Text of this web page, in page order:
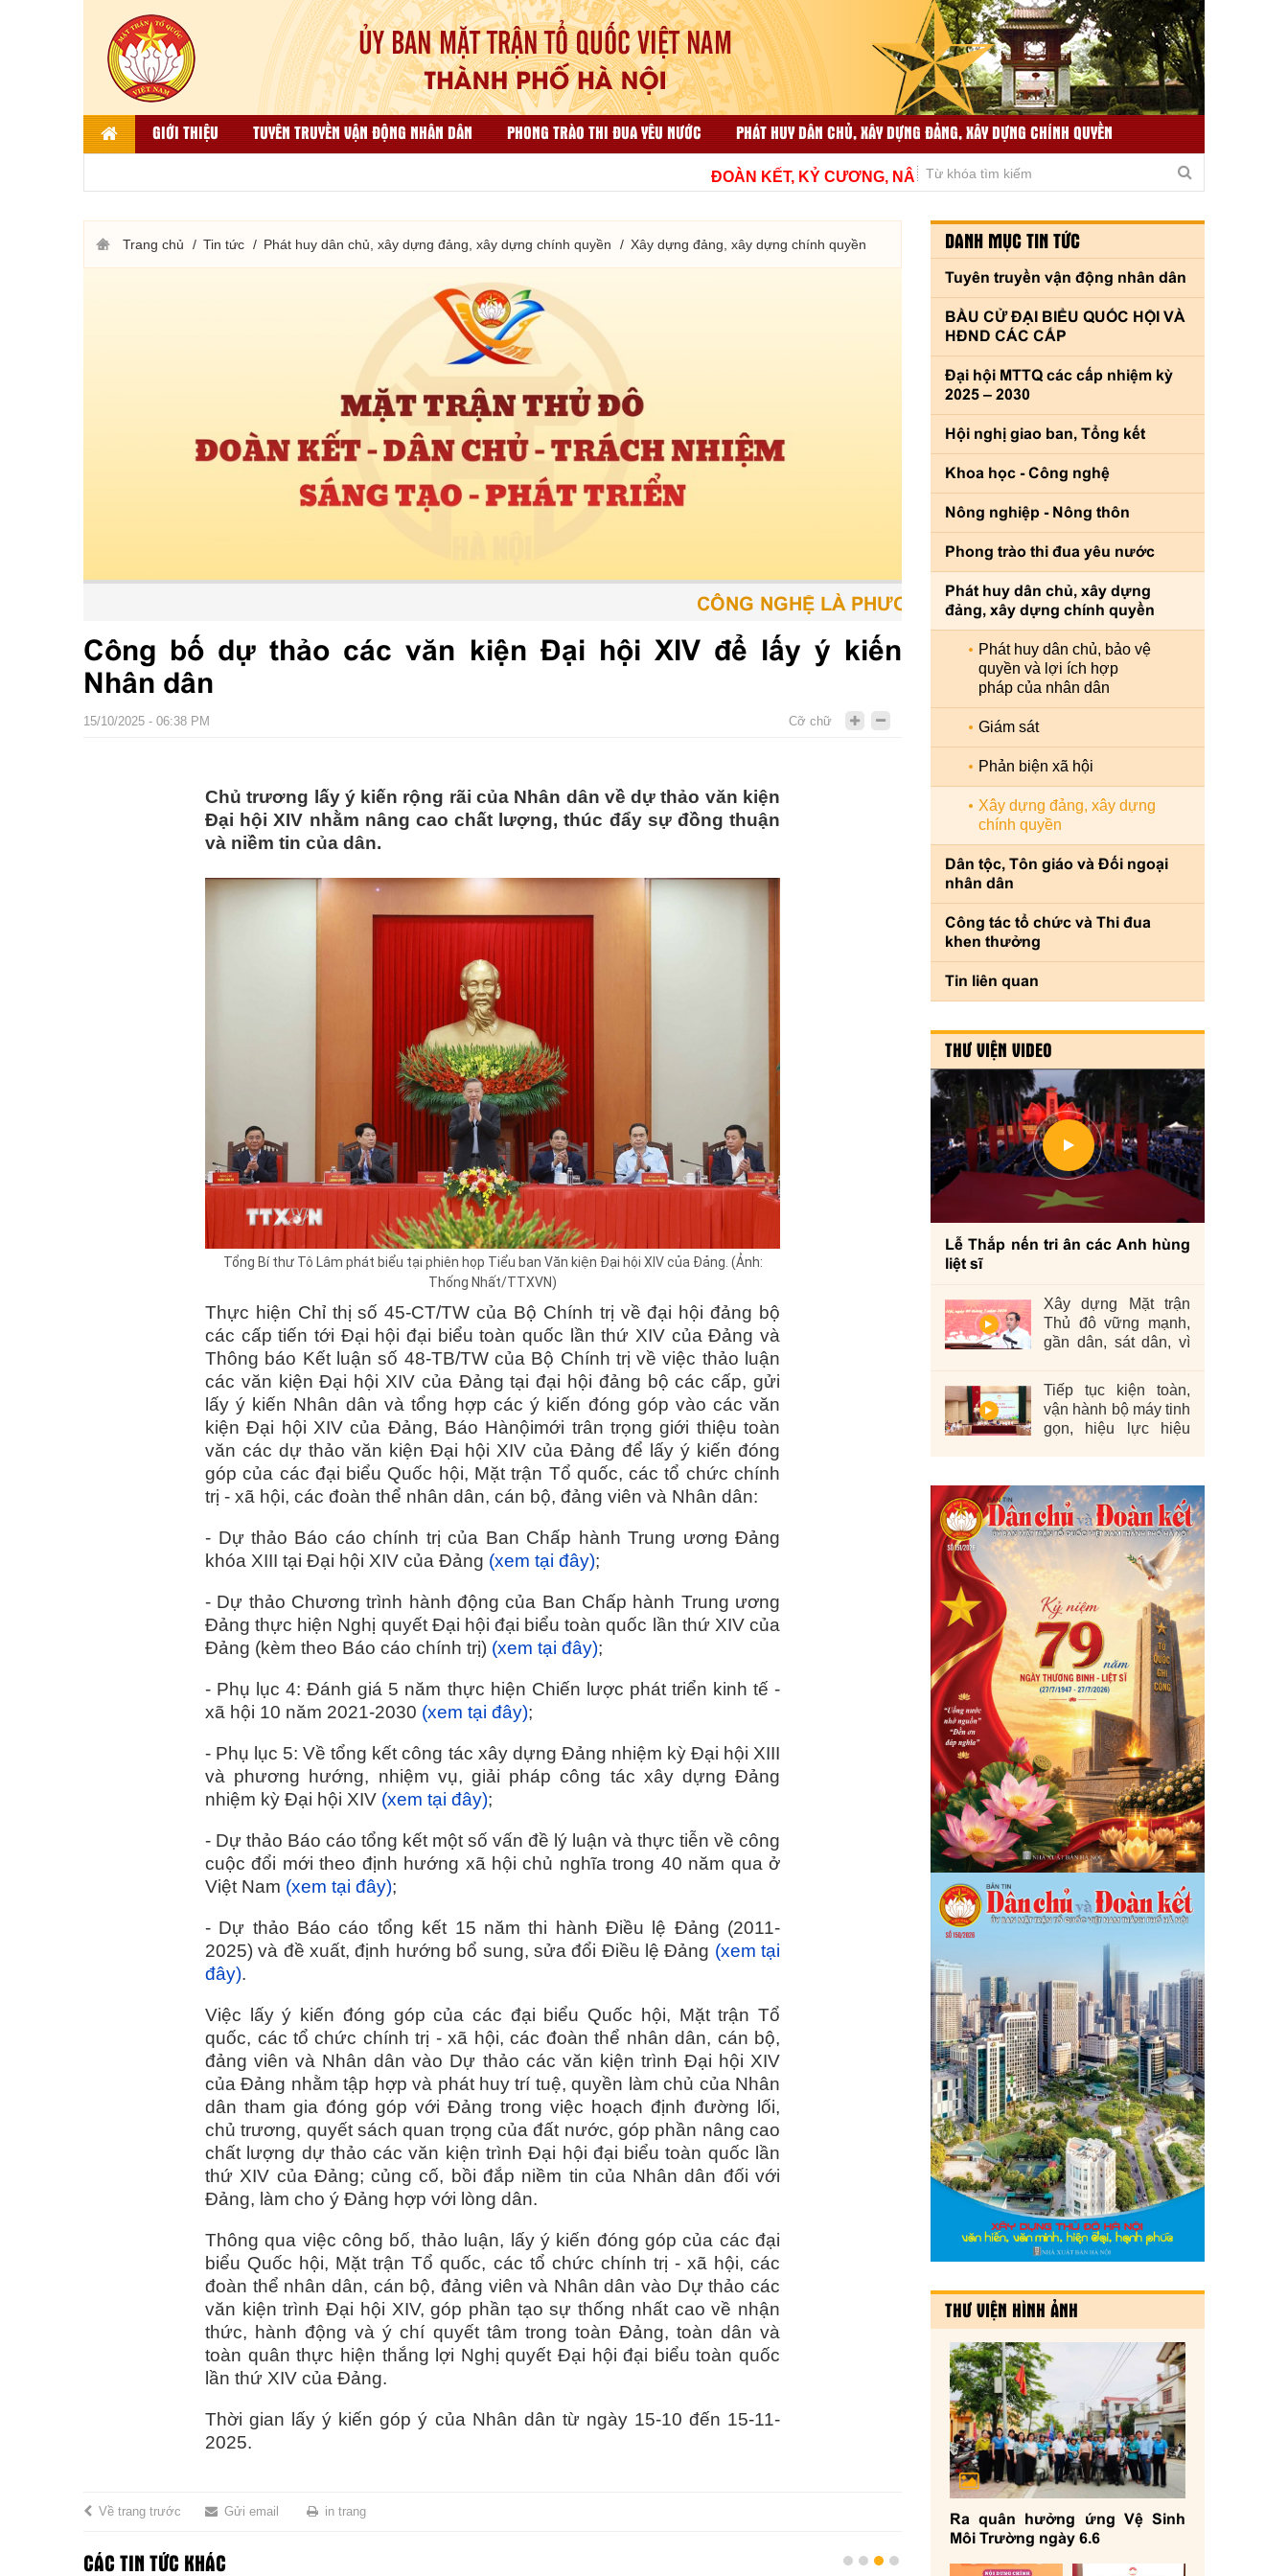
GIỚI THIỆU TUYÊN TRUYỀN VẬN ĐỘNG NHÂN DÂN PHONG TRÀO THI ĐUA YÊU NƯỚC
PHÁT HUY DÂN CHỦ, XÂY DỰNG ĐẢNG, XÂY DỰNG CHÍNH QUYỀN
CÔNG TÁC TỔ CHỨC VÀ THI ĐUA KHEN THƯỞNG TIN TỨC LIÊN QUAN
THƯ VIỆN VIDEO
ĐOÀN KẾT, KỶ CƯƠNG, NÂNG CAO CHẤT LƯỢNG, THÍCH ỨNG KỊP THỜI VÌ
Trang chủ Tin tức Phát huy dân chủ, xây dựng đảng, xây dựng chính quyền Xây dựng đảng, xây dựng chính quyền
CÔNG NGHỆ LÀ PHƯƠNG TIỆN - CON NGƯỜI LÀ TRUNG TÂM -
Công bố dự thảo các văn kiện Đại hội XIV để lấy ý kiến
Nhân dân
15/10/2025 - 06:38 PM Cỡ chữ
Chủ trương lấy ý kiến rộng rãi của Nhân dân về dự thảo văn kiện
Đại hội XIV nhằm nâng cao chất lượng, thúc đẩy sự đồng thuận
và niềm tin của dân.
Tổng Bí thư Tô Lâm phát biểu tại phiên họp Tiểu ban Văn kiện Đại hội XIV của Đảng. (Ảnh:
Thống Nhất/TTXVN)
Thực hiện Chỉ thị số 45-CT/TW của Bộ Chính trị về đại hội đảng bộ
các cấp tiến tới Đại hội đại biểu toàn quốc lần thứ XIV của Đảng và
Thông báo Kết luận số 48-TB/TW của Bộ Chính trị về việc thảo luận
các văn kiện Đại hội XIV của Đảng tại đại hội đảng bộ các cấp, gửi
lấy ý kiến Nhân dân và tổng hợp các ý kiến đóng góp vào các văn
kiện Đại hội XIV của Đảng, Báo Hànộimới trân trọng giới thiệu toàn
văn các dự thảo văn kiện Đại hội XIV của Đảng để lấy ý kiến đóng
góp của các đại biểu Quốc hội, Mặt trận Tổ quốc, các tổ chức chính
trị - xã hội, các đoàn thể nhân dân, cán bộ, đảng viên và Nhân dân:
- Dự thảo Báo cáo chính trị của Ban Chấp hành Trung ương Đảng
khóa XIII tại Đại hội XIV của Đảng (xem tại đây);
- Dự thảo Chương trình hành động của Ban Chấp hành Trung ương
Đảng thực hiện Nghị quyết Đại hội đại biểu toàn quốc lần thứ XIV của
Đảng (kèm theo Báo cáo chính trị) (xem tại đây);
- Phụ lục 4: Đánh giá 5 năm thực hiện Chiến lược phát triển kinh tế -
xã hội 10 năm 2021-2030 (xem tại đây);
- Phụ lục 5: Về tổng kết công tác xây dựng Đảng nhiệm kỳ Đại hội XIII
và phương hướng, nhiệm vụ, giải pháp công tác xây dựng Đảng
nhiệm kỳ Đại hội XIV (xem tại đây);
- Dự thảo Báo cáo tổng kết một số vấn đề lý luận và thực tiễn về công
cuộc đổi mới theo định hướng xã hội chủ nghĩa trong 40 năm qua ở
Việt Nam (xem tại đây);
- Dự thảo Báo cáo tổng kết 15 năm thi hành Điều lệ Đảng (2011-
2025) và đề xuất, định hướng bổ sung, sửa đổi Điều lệ Đảng (xem tại
đây).
Việc lấy ý kiến đóng góp của các đại biểu Quốc hội, Mặt trận Tổ
quốc, các tổ chức chính trị - xã hội, các đoàn thể nhân dân, cán bộ,
đảng viên và Nhân dân vào Dự thảo các văn kiện trình Đại hội XIV
của Đảng nhằm tập hợp và phát huy trí tuệ, quyền làm chủ của Nhân
dân tham gia đóng góp với Đảng trong việc hoạch định đường lối,
chủ trương, quyết sách quan trọng của đất nước, góp phần nâng cao
chất lượng dự thảo các văn kiện trình Đại hội đại biểu toàn quốc lần
thứ XIV của Đảng; củng cố, bồi đắp niềm tin của Nhân dân đối với
Đảng, làm cho ý Đảng hợp với lòng dân.
Thông qua việc công bố, thảo luận, lấy ý kiến đóng góp của các đại
biểu Quốc hội, Mặt trận Tổ quốc, các tổ chức chính trị - xã hội, các
đoàn thể nhân dân, cán bộ, đảng viên và Nhân dân vào Dự thảo các
văn kiện trình Đại hội XIV, góp phần tạo sự thống nhất cao về nhận
thức, hành động và ý chí quyết tâm trong toàn Đảng, toàn dân và
toàn quân thực hiện thắng lợi Nghị quyết Đại hội đại biểu toàn quốc
lần thứ XIV của Đảng.
Thời gian lấy ý kiến góp ý của Nhân dân từ ngày 15-10 đến 15-11-
2025.
Về trang trước Gửi email in trang
CÁC TIN TỨC KHÁC
DANH MỤC TIN TỨC
Tuyên truyền vận động nhân dân
BẦU CỬ ĐẠI BIỂU QUỐC HỘI VÀ
HĐND CÁC CẤP
Đại hội MTTQ các cấp nhiệm kỳ
2025 – 2030
Hội nghị giao ban, Tổng kết
Khoa học - Công nghệ
Nông nghiệp - Nông thôn
Phong trào thi đua yêu nước
Phát huy dân chủ, xây dựng
đảng, xây dựng chính quyền
Phát huy dân chủ, bảo vệ
quyền và lợi ích hợp
pháp của nhân dân
Giám sát
Phản biện xã hội
Xây dựng đảng, xây dựng
chính quyền
Dân tộc, Tôn giáo và Đối ngoại
nhân dân
Công tác tổ chức và Thi đua
khen thưởng
Tin liên quan
THƯ VIỆN VIDEO
Lễ Thắp nến tri ân các Anh hùng
liệt sĩ
Xây dựng Mặt trận
Thủ đô vững mạnh,
gần dân, sát dân, vì
Tiếp tục kiện toàn,
vận hành bộ máy tinh
gọn, hiệu lực hiệu
THƯ VIỆN HÌNH ẢNH
Ra quân hưởng ứng Vệ Sinh
Môi Trường ngày 6.6